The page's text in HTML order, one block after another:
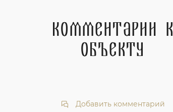
Комментарии к
объекту
Добавить комментарий